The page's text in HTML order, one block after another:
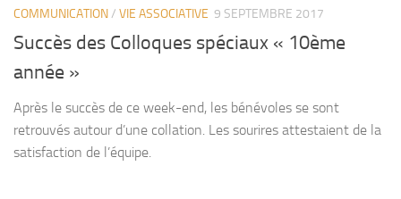
COMMUNICATION/ VIE ASSOCIATIVE 9 SEPTEMBRE 2017
Succès des Colloques spéciaux « 10ème
année »
Après le succès de ce week-end, les bénévoles se sont
retrouvés autour d’une collation. Les sourires attestaient de la
satisfaction de l’équipe.